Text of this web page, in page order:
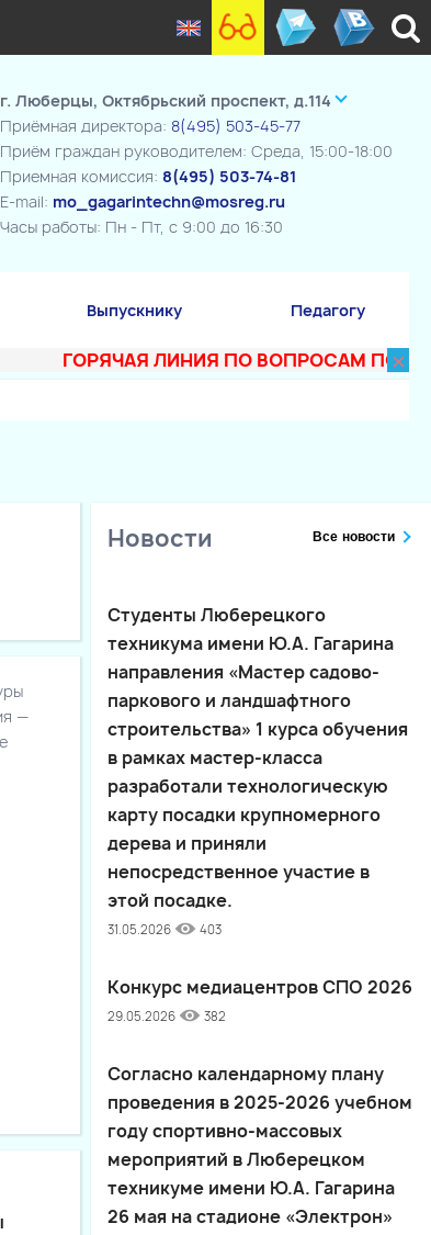
г. Люберцы, Октябрьский проспект, д.114
Приёмная директора: 8(495) 503-45-77
Приём граждан руководителем: Среда, 15:00-18:00
Приемная комиссия: 8(495) 503-74-81
E-mail: mo_gagarintechn@mosreg.ru
Часы работы: Пн - Пт, с 9:00 до 16:30
Выпускнику Педагогу
ГОРЯЧАЯ ЛИНИЯ ПО ВОПРОСАМ ×
—
Новости Все новости
Студенты Люберецкого
техникума имени Ю.А. Гагарина
направления «Мастер садово-
паркового и ландшафтного
строительства» 1 курса обучения
в рамках мастер-класса
разработали технологическую
карту посадки крупномерного
дерева и приняли
непосредственное участие в
этой посадке.
31.05.2026 403
Конкурс медиацентров СПО 2026
29.05.2026 382
Согласно календарному плану
проведения в 2025-2026 учебном
году спортивно-массовых
мероприятий в Люберецком
техникуме имени Ю.А. Гагарина
26 мая на стадионе «Электрон»